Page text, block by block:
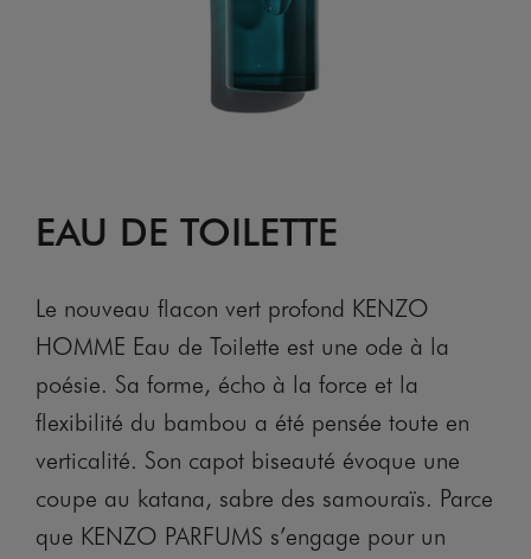
EAU DE TOILETTE
Le nouveau flacon vert profond KENZO
HOMME Eau de Toilette est une ode à la
poésie. Sa forme, écho à la force et la
flexibilité du bambou a été pensée toute en
verticalité. Son capot biseauté évoque une
coupe au katana, sabre des samouraïs. Parce
que KENZO PARFUMS s’engage pour un